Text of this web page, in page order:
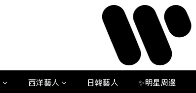
西洋藝人 日韓藝人 ✨明星周邊